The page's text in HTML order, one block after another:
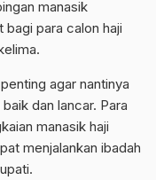
manasik
para calon haji
agar nantinya
dan lancar. Para
manasik haji
menjalankan ibadah